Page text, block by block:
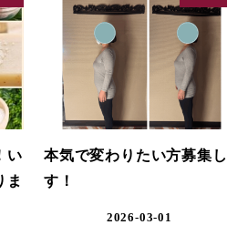
い
ま
本気で変わりたい方募集
す！
2026-03-01